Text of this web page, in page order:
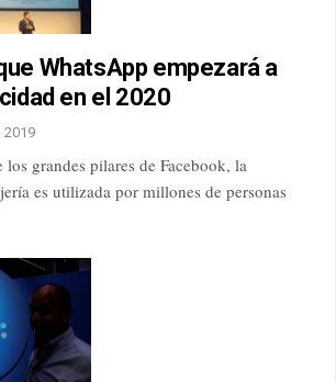
WhatsApp empezará a
en el 2020
2019
grandes pilares de Facebook, la
es utilizada por millones de personas